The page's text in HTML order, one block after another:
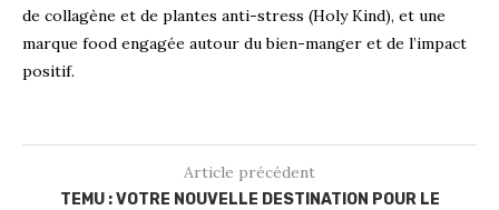
de collagène et de plantes anti-stress (Holy Kind), et une
marque food engagée autour du bien-manger et de l’impact
positif.
Article précédent
TEMU : VOTRE NOUVELLE DESTINATION POUR LE